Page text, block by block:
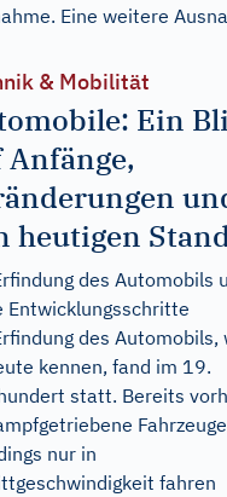
Eine weitere
& Mobilität
Ein
Anfänge,
heutigen
des Automobils
Entwicklungsschritte
des Automobils,
kennen, fand im 19.
statt. Bereits
nur in
fahren